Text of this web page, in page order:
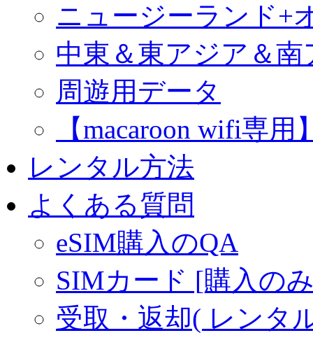
ニュージーランド+
中東＆東アジア＆
周遊用データ
【macaroon wifi専
レンタル方法
よくある質問
eSIM購入のQA
SIMカード [購入の
受取・返却( レンタ